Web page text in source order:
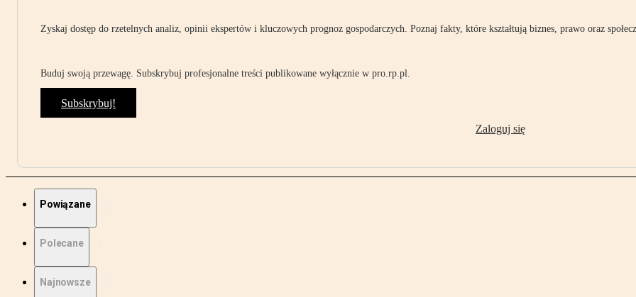
Zyskaj dostęp do rzetelnych analiz, opinii ekspertów i kluczowych prognoz gospodarczych. Poznaj fakty, które kształtują biznes, prawo oraz
Buduj swoją przewagę. Subskrybuj profesjonalne treści publikowane wyłącznie w pro.rp.pl.
Subskrybuj!
Zaloguj się
Powiązane
Polecane
Najnowsze